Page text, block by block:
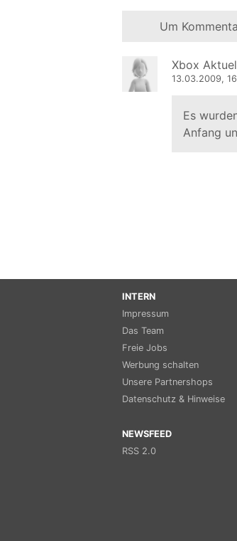
Um
Xbox
13.03.2009,
Es
Anfang
INTERN
Impressum
Das Team
Freie Jobs
Werbung schalten
Unsere Partnershops
Datenschutz & Hinweise
NEWSFEED
RSS 2.0